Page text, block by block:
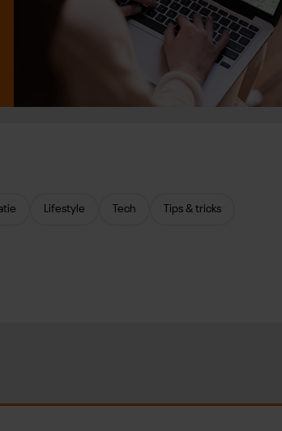
Lifestyle Tech Tips & tricks